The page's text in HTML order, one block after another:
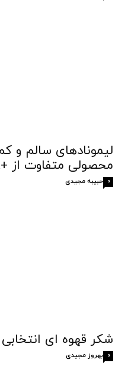
محصولی متفاوت از +Terra
حبیبه مجیدی 0
شکر قهوه‌ ای
بهروز مجیدی 0